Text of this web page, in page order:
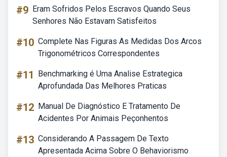
#9 Eram Sofridos Pelos Escravos Quando Seus
Senhores Não Estavam Satisfeitos
#10 Complete Nas Figuras As Medidas Dos Arcos
Trigonométricos Correspondentes
#11
Benchmarking é Uma Analise Estrategica
Aprofundada Das Melhores Praticas
#12 Manual De Diagnóstico E Tratamento De
Acidentes Por Animais Peçonhentos
#13 Considerando A Passagem De Texto
Apresentada Acima Sobre O Behaviorismo